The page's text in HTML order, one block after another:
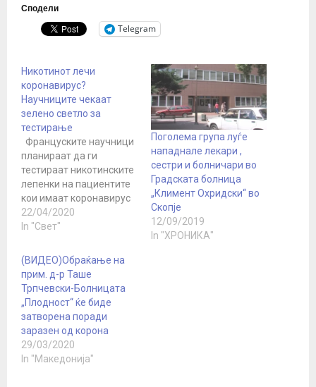
Сподели
Telegram
Никотинот лечи
коронавирус?
Научниците чекаат
зелено светло за
тестирање
Француските научници
планираат да ги
тестираат никотинските
лепенки на пациентите
кои имаат коронавирус
и на здравствените
работници на „првата
една студија открила
дека пушачите може да
бидат многу помалку
изложени на ризик од
заразување со вирусот.
Студијата во големата
париска болница
сугерира дека
супстанциите во
22/04/2020
In "Свет"
Поголема група луѓе
нападнале лекари ,
сестри и болничари во
Градската болница
„Климент Охридски“ во
Скопје
12/09/2019
In "ХРОНИКА"
(ВИДЕО)Обраќање на
прим. д-р Таше
Трпчевски-Болницата
„Плодност“ ќе биде
затворена поради
заразен од корона
29/03/2020
In "Македонија"